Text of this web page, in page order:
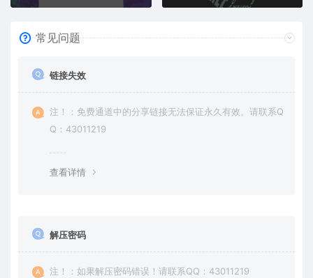
常见问题
链接失效
注！：免费通道中的分享链接无法保证永久有效。请联系Q
Q：43011219
查看详情
解压密码
注！：如果解压密码错误！请联系QQ：43011219